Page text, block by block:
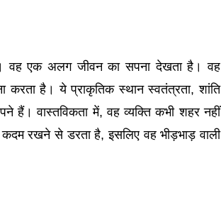
वह एक अलग जीवन का सपना देखता है। वह
करता है। ये प्राकृतिक स्थान स्वतंत्रता, शांति
हैं। वास्तविकता में, वह व्यक्ति कभी शहर नहीं
रखने से डरता है, इसलिए वह भीड़भाड़ वाली